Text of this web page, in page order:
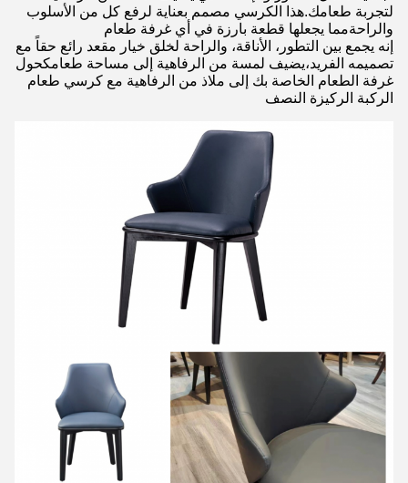
لتجربة طعامك.هذا الكرسي مصمم بعناية لرفع كل من الأسلوب
والراحةمما يجعلها قطعة بارزة في أي غرفة طعام
إنه يجمع بين التطور، الأناقة، والراحة لخلق خيار مقعد رائع حقاً مع
تصميمه الفريد،يضيف لمسة من الرفاهية إلى مساحة طعامكحول
غرفة الطعام الخاصة بك إلى ملاذ من الرفاهية مع كرسي طعام
الركبة الركيزة النصف